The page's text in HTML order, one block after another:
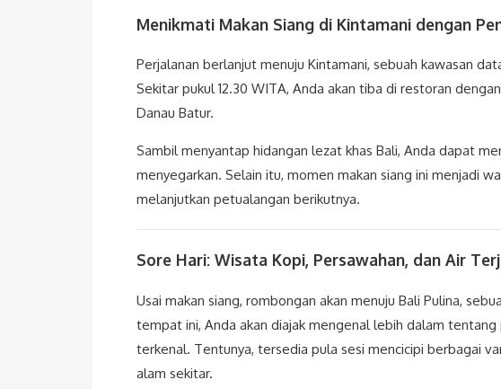
Menikmati Makan Siang di Kintamani dengan
Perjalanan berlanjut menuju Kintamani, sebuah kawasan
Sekitar pukul 12.30 WITA, Anda akan tiba di restoran
Danau Batur.
Sambil menyantap hidangan lezat khas Bali, Anda dapat
menyegarkan. Selain itu, momen makan siang ini menjadi
melanjutkan petualangan berikutnya.
Sore Hari: Wisata Kopi, Persawahan, dan Air
Usai makan siang, rombongan akan menuju Bali Pulina,
tempat ini, Anda akan diajak mengenal lebih dalam
terkenal. Tentunya, tersedia pula sesi mencicipi berbagai
alam sekitar.